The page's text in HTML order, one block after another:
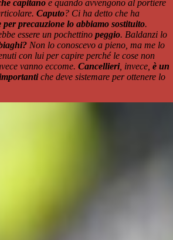
capitano e quando avvengono al portiere
Caputo? Ci ha detto che ha
precauzione lo abbiamo sostituito.
essere un pochettino peggio. Baldanzi lo
Non lo conoscevo a pieno, ma me lo
con lui per capire perché le cose non
vanno eccome. Cancellieri, invece, è un
che deve sistemare per ottenere lo